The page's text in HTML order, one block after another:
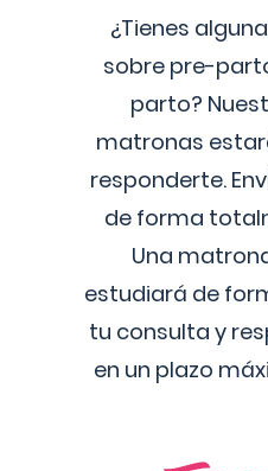
¿Tienes
sobre pre-
parto?
matronas
responderte.
de forma
Una
estudiará de
tu consulta y
en un plazo